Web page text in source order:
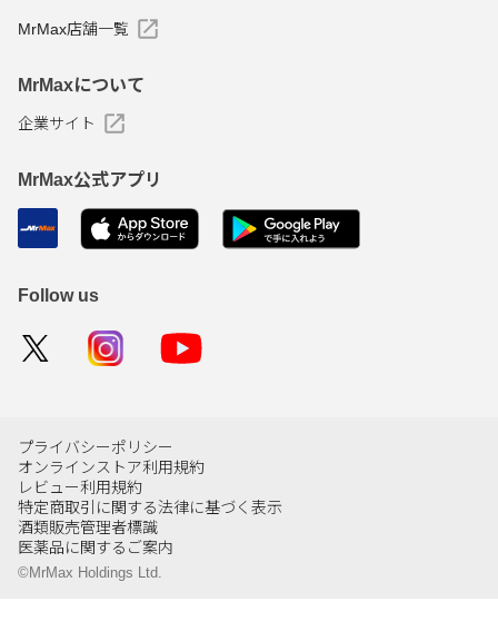
MrMax店舗一覧
MrMaxについて
企業サイト
MrMax公式アプリ
Follow us
プライバシーポリシー
オンラインストア利用規約
レビュー利用規約
特定商取引に関する法律に基づく表示
酒類販売管理者標識
医薬品に関するご案内
©MrMax Holdings Ltd.